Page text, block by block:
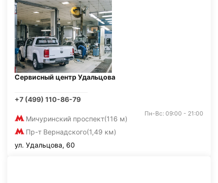
Сервисный центр Удальцова
+7 (499) 110-86-79
Мичуринский проспект(116 м)
Пр-т Вернадского(1,49 км)
Пн-Вс: 09:00 - 21:00
ул. Удальцова, 60